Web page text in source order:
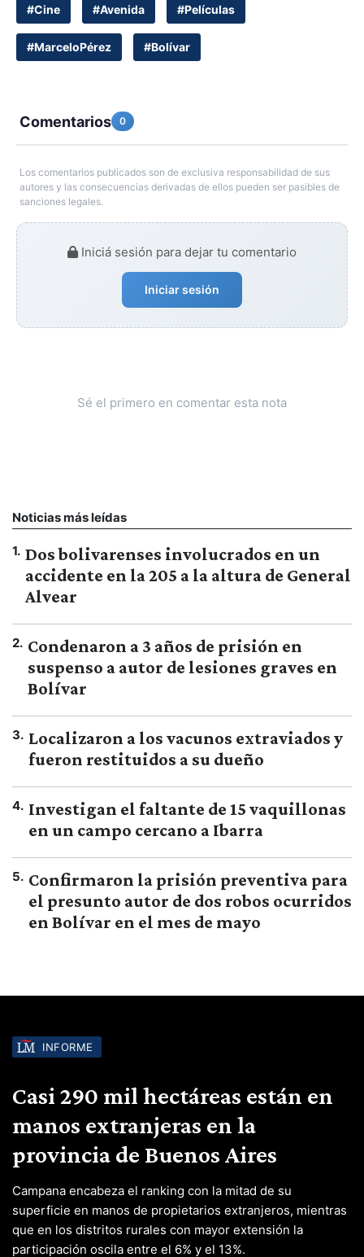
#Cine #Avenida #Películas
#MarceloPérez #Bolívar
Comentarios 0
Los comentarios publicados son de exclusiva responsabilidad de sus
autores y las consecuencias derivadas de ellos pueden ser pasibles de
sanciones legales.
Iniciá sesión para dejar tu comentario
Iniciar sesión
Sé el primero en comentar esta nota
Noticias más leídas
1. Dos bolivarenses involucrados en un
accidente en la 205 a la altura de General
Alvear
2. Condenaron a 3 años de prisión en
suspenso a autor de lesiones graves en
Bolívar
3. Localizaron a los vacunos extraviados y
fueron restituidos a su dueño
4. Investigan el faltante de 15 vaquillonas
en un campo cercano a Ibarra
5. Confirmaron la prisión preventiva para
el presunto autor de dos robos ocurridos
en Bolívar en el mes de mayo
INFORME
Casi 290 mil hectáreas están en
manos extranjeras en la
provincia de Buenos Aires
Campana encabeza el ranking con la mitad de su
superficie en manos de propietarios extranjeros, mientras
que en los distritos rurales con mayor extensión la
participación oscila entre el 6% y el 13%.